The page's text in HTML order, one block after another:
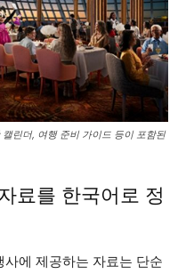
린더, 여행 준비 가이드 등이 포함된
료를 한국어로 정
에 제공하는 자료는 단순